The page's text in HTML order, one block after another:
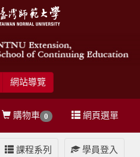
網站導覽
網頁選單
購物車 0
學員登入
課程系列